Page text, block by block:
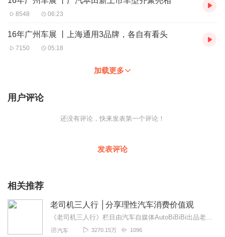
8548 06:23
16年广州车展 丨上海通用3品牌，各自有看头
7150 05:18
加载更多
用户评论
还没有评论，快来发表第一个评论！
发表评论
相关推荐
老司机三人行 │分享理性汽车消费价值观
《老司机三人行》栏目由汽车自媒体AutoBiBiBi出品老司机三人行三人行必有老司机节目通过用户视角讨论买车用车养车的话题旨在分享理性的汽车消费价值观想加...
汽车 3270.15万 1096